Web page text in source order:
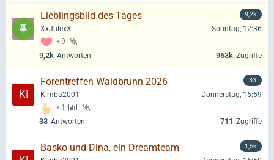
Lieblingsbild des Tages 9,2k
9
XxJulexX Sonntag, 12:36
Antworten
9,2k Zugriffe
963k
Forentreffen Waldbrunn 2026 33
1
Kimba2001 Donnerstag, 16:59
Antworten
33 Zugriffe
711
Basko und Dina, ein Dreamteam 1,5k